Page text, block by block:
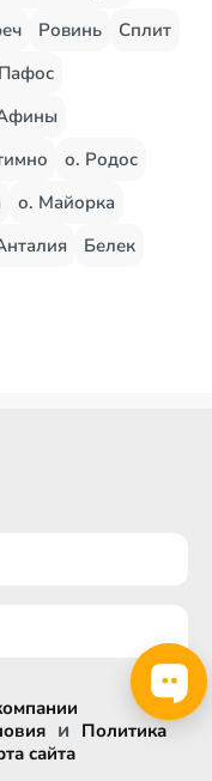
Ровинь
Сплит
Пафос
о. Родос
о. Майорка
Белек
и Политика
сайта